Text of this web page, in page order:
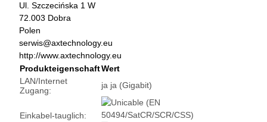
Ul. Szczecińska 1 W
72.003 Dobra
Polen
serwis@axtechnology.eu
http://www.axtechnology.eu
ProdukteigenschaftWert
LAN/Internet
Zugang:
ja ja (Gigabit)
Einkabel-tauglich: